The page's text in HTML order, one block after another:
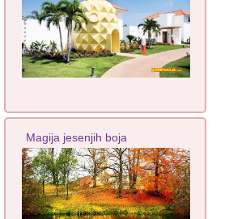
Magija jesenjih boja